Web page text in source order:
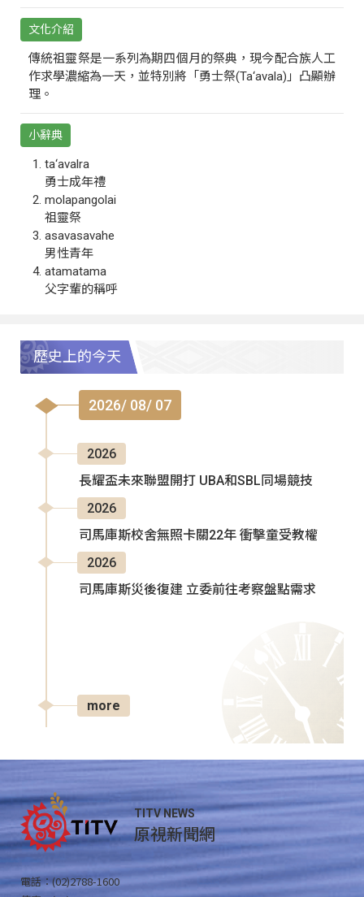
文化介紹
傳統祖靈祭是一系列為期四個月的祭典，現今配合族人工
作求學濃縮為一天，並特別將「勇士祭(Ta‘avala)」凸顯辦
理。
小辭典
ta‘avalra
勇士成年禮
molapangolai
祖靈祭
asavasavahe
男性青年
atamatama
父字輩的稱呼
歷史上的今天
2026/ 08/ 07
2026
長耀盃未來聯盟開打 UBA和SBL同場競技
2026
司馬庫斯校舍無照卡關22年 衝擊童受教權
2026
司馬庫斯災後復建 立委前往考察盤點需求
more
TITV NEWS
原視新聞網
電話：(02)2788-1600